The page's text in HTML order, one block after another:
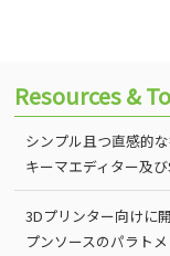
Resources &
シンプル且つ直感的
キーマエディター及
3Dプリンター向けに
プンソースのパラト